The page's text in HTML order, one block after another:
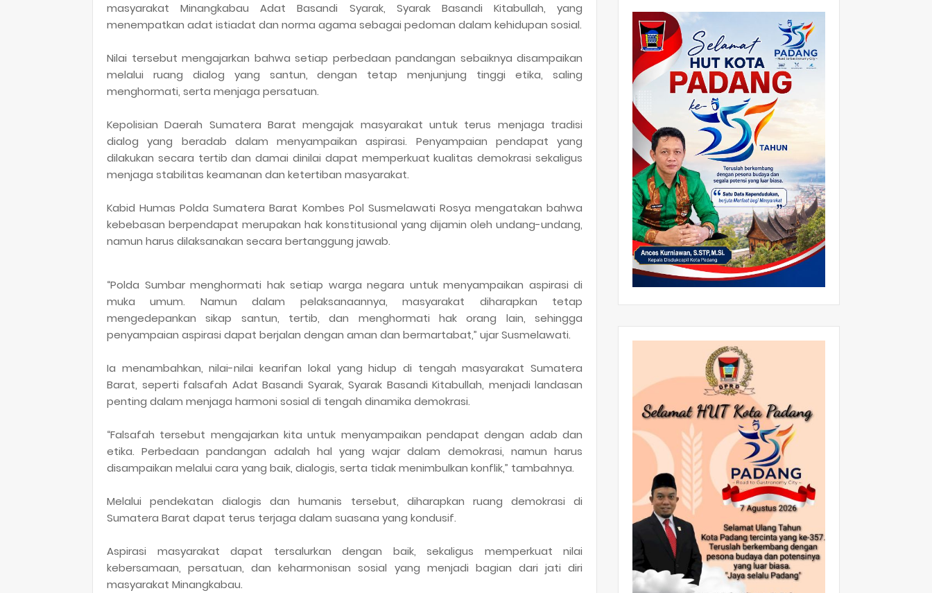
masyarakat Minangkabau Adat Basandi Syarak, Syarak Basandi Kitabullah, yang
menempatkan adat istiadat dan norma agama sebagai pedoman dalam kehidupan sosial.
Nilai tersebut mengajarkan bahwa setiap perbedaan pandangan sebaiknya disampaikan
melalui ruang dialog yang santun, dengan tetap menjunjung tinggi etika, saling
menghormati, serta menjaga persatuan.
Kepolisian Daerah Sumatera Barat mengajak masyarakat untuk terus menjaga tradisi
dialog yang beradab dalam menyampaikan aspirasi. Penyampaian pendapat yang
dilakukan secara tertib dan damai dinilai dapat memperkuat kualitas demokrasi sekaligus
menjaga stabilitas keamanan dan ketertiban masyarakat.
Kabid Humas Polda Sumatera Barat Kombes Pol Susmelawati Rosya mengatakan bahwa
kebebasan berpendapat merupakan hak konstitusional yang dijamin oleh undang-undang,
namun harus dilaksanakan secara bertanggung jawab.
“Polda Sumbar menghormati hak setiap warga negara untuk menyampaikan aspirasi di
muka umum. Namun dalam pelaksanaannya, masyarakat diharapkan tetap
mengedepankan sikap santun, tertib, dan menghormati hak orang lain, sehingga
penyampaian aspirasi dapat berjalan dengan aman dan bermartabat,” ujar Susmelawati.
Ia menambahkan, nilai-nilai kearifan lokal yang hidup di tengah masyarakat Sumatera
Barat, seperti falsafah Adat Basandi Syarak, Syarak Basandi Kitabullah, menjadi landasan
penting dalam menjaga harmoni sosial di tengah dinamika demokrasi.
“Falsafah tersebut mengajarkan kita untuk menyampaikan pendapat dengan adab dan
etika. Perbedaan pandangan adalah hal yang wajar dalam demokrasi, namun harus
disampaikan melalui cara yang baik, dialogis, serta tidak menimbulkan konflik,” tambahnya.
Melalui pendekatan dialogis dan humanis tersebut, diharapkan ruang demokrasi di
Sumatera Barat dapat terus terjaga dalam suasana yang kondusif.
Aspirasi masyarakat dapat tersalurkan dengan baik, sekaligus memperkuat nilai
kebersamaan, persatuan, dan keharmonisan sosial yang menjadi bagian dari jati diri
masyarakat Minangkabau.